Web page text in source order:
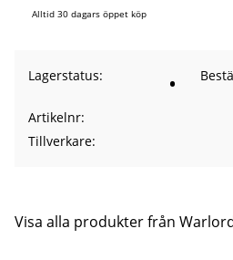
Alltid 30 dagars öppet köp
Lagerstatus
Artikelnr
Tillverkare
Visa alla produkter från